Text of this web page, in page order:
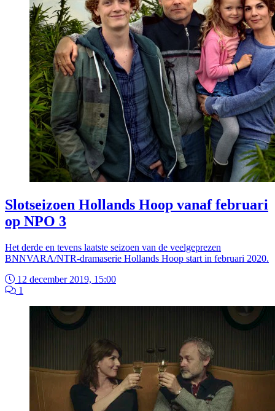
Slotseizoen Hollands Hoop vanaf februari
op NPO 3
Het derde en tevens laatste seizoen van de veelgeprezen
BNNVARA/NTR-dramaserie Hollands Hoop start in februari 2020.
12 december 2019, 15:00
1